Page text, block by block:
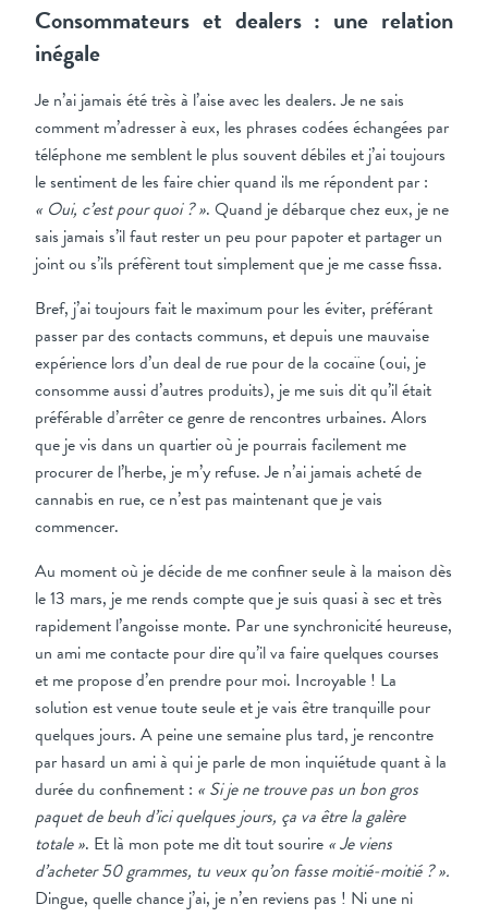
Consommateurs et dealers : une relation
inégale
Je n’ai jamais été très à l’aise avec les dealers. Je ne sais
comment m’adresser à eux, les phrases codées échangées par
téléphone me semblent le plus souvent débiles et j’ai toujours
le sentiment de les faire chier quand ils me répondent par :
« Oui, c’est pour quoi ? ». Quand je débarque chez eux, je ne
sais jamais s’il faut rester un peu pour papoter et partager un
joint ou s’ils préfèrent tout simplement que je me casse fissa.
Bref, j’ai toujours fait le maximum pour les éviter, préférant
passer par des contacts communs, et depuis une mauvaise
expérience lors d’un deal de rue pour de la cocaïne (oui, je
consomme aussi d’autres produits), je me suis dit qu’il était
préférable d’arrêter ce genre de rencontres urbaines. Alors
que je vis dans un quartier où je pourrais facilement me
procurer de l’herbe, je m’y refuse. Je n’ai jamais acheté de
cannabis en rue, ce n’est pas maintenant que je vais
commencer.
Au moment où je décide de me confiner seule à la maison dès
le 13 mars, je me rends compte que je suis quasi à sec et très
rapidement l’angoisse monte. Par une synchronicité heureuse,
un ami me contacte pour dire qu’il va faire quelques courses
et me propose d’en prendre pour moi. Incroyable ! La
solution est venue toute seule et je vais être tranquille pour
quelques jours. A peine une semaine plus tard, je rencontre
par hasard un ami à qui je parle de mon inquiétude quant à la
durée du confinement : « Si je ne trouve pas un bon gros
paquet de beuh d’ici quelques jours, ça va être la galère
totale ». Et là mon pote me dit tout sourire « Je viens
d’acheter 50 grammes, tu veux qu’on fasse moitié-moitié ? ».
Dingue, quelle chance j’ai, je n’en reviens pas ! Ni une ni